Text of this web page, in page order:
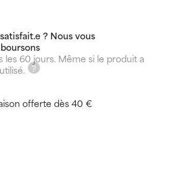
? Nous vous
les 60 jours. Même si le produit a
offerte dès 40 €